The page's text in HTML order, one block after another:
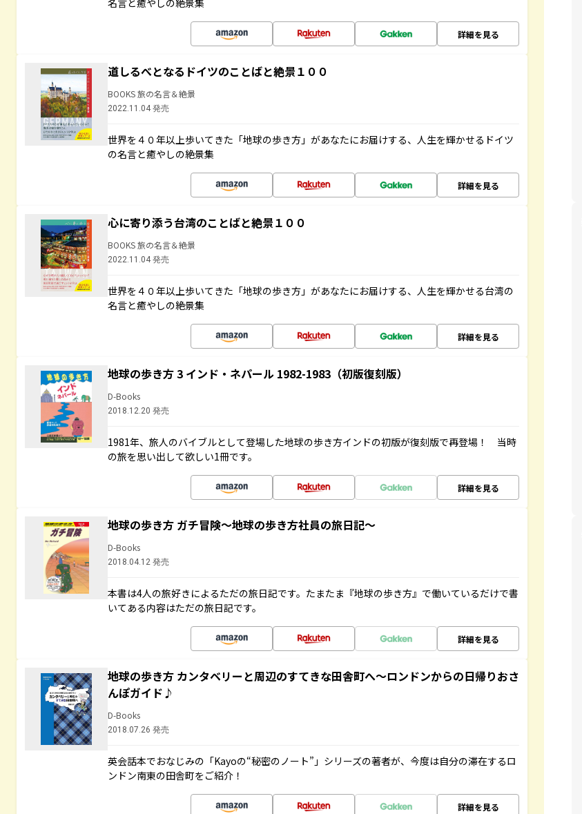
名言と癒やしの絶景集
詳細を見る
道しるべとなるドイツのことばと絶景１００
BOOKS 旅の名言＆絶景
2022.11.04 発売
世界を４０年以上歩いてきた「地球の歩き方」があなたにお届けする、人生を輝かせるドイツ
の名言と癒やしの絶景集
詳細を見る
心に寄り添う台湾のことばと絶景１００
BOOKS 旅の名言＆絶景
2022.11.04 発売
世界を４０年以上歩いてきた「地球の歩き方」があなたにお届けする、人生を輝かせる台湾の
名言と癒やしの絶景集
詳細を見る
地球の歩き方 3 インド・ネパール 1982-1983（初版復刻版）
D-Books
2018.12.20 発売
1981年、旅人のバイブルとして登場した地球の歩き方インドの初版が復刻版で再登場！ 当時
の旅を思い出して欲しい1冊です。
詳細を見る
地球の歩き方 ガチ冒険～地球の歩き方社員の旅日記～
D-Books
2018.04.12 発売
本書は4人の旅好きによるただの旅日記です。たまたま『地球の歩き方』で働いているだけで書
いてある内容はただの旅日記です。
詳細を見る
地球の歩き方 カンタベリーと周辺のすてきな田舎町へ～ロンドンからの日帰りおさ
んぽガイド♪
D-Books
2018.07.26 発売
英会話本でおなじみの「Kayoの“秘密のノート”」シリーズの著者が、今度は自分の滞在するロ
ンドン南東の田舎町をご紹介！
詳細を見る